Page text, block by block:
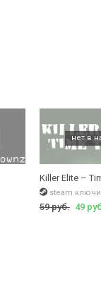
Killer Elite –
steam ключи
59 руб. 49